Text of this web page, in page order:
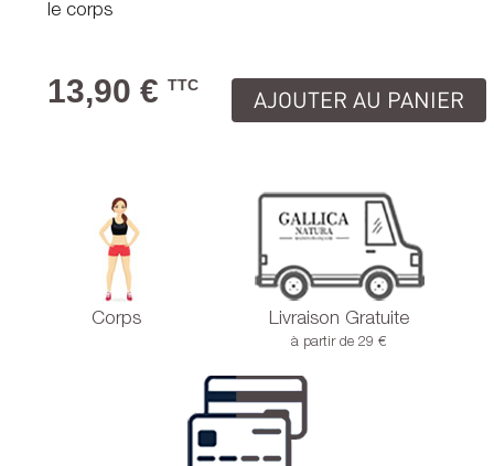
le corps
13,90 € TTC
AJOUTER AU PANIER
Corps Livraison Gratuite
à partir de 29 €